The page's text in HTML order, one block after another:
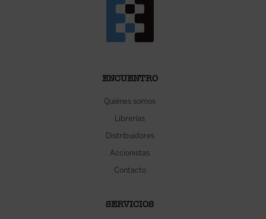
ENCUENTRO
Quiénes somos
Librerías
Distribuidores
Accionistas
Contacto
SERVICIOS